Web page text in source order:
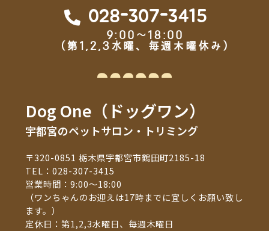
028-307-3415
9:00～18:00
（第1,2,3水曜、毎週木曜休み）
Dog One（ドッグワン）
宇都宮のペットサロン・トリミング
〒320-0851 栃木県宇都宮市鶴田町2185-18
TEL：028-307-3415
営業時間：9:00～18:00
（ワンちゃんのお迎えは17時までに宜しくお願い致し
ます。）
定休日：第1,2,3水曜日、毎週木曜日